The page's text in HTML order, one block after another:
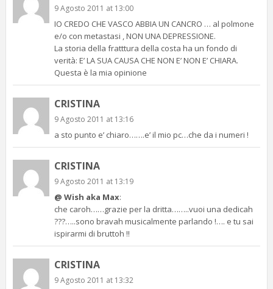
9 Agosto 2011 at 13:00
IO CREDO CHE VASCO ABBIA UN CANCRO … al polmone
e/o con metastasi , NON UNA DEPRESSIONE.
La storia della fratttura della costa ha un fondo di
verità: E’ LA SUA CAUSA CHE NON E’ NON E’ CHIARA.
Questa è la mia opinione
CRISTINA
9 Agosto 2011 at 13:16
a sto punto e’ chiaro…….e’ il mio pc…che da i numeri !
CRISTINA
9 Agosto 2011 at 13:19
@ Wish aka Max:
che caroh……grazie per la dritta……..vuoi una dedicah
???…..sono bravah musicalmente parlando !…. e tu sai
ispirarmi di bruttoh !!
CRISTINA
9 Agosto 2011 at 13:32